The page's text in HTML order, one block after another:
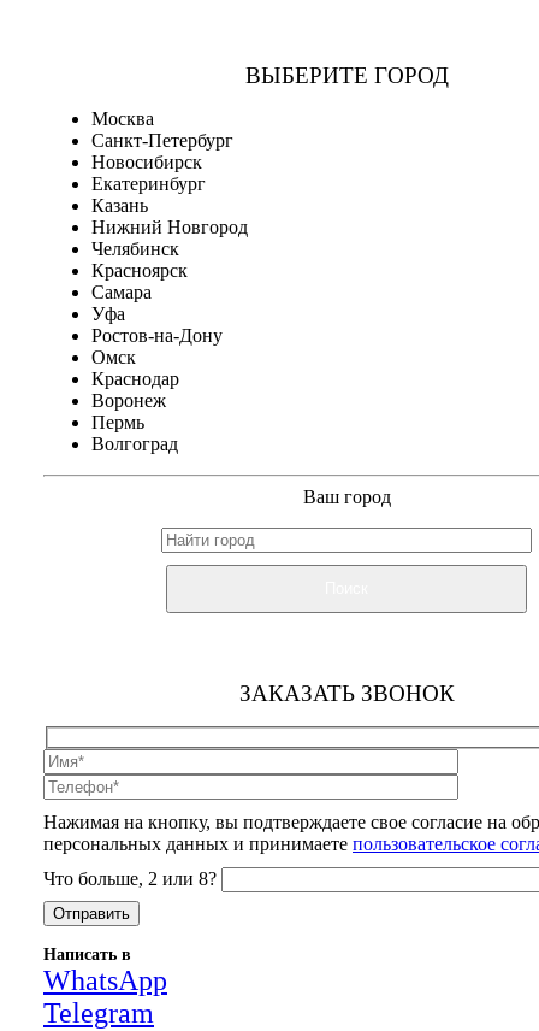
ВЫБЕРИТЕ ГОРОД
Москва
Санкт-Петербург
Новосибирск
Екатеринбург
Казань
Нижний Новгород
Челябинск
Красноярск
Самара
Уфа
Ростов-на-Дону
Омск
Краснодар
Воронеж
Пермь
Волгоград
Ваш город
ЗАКАЗАТЬ ЗВОНОК
Нажимая на кнопку, вы подтверждаете свое согласие на
персональных данных и принимаете пользовательское
Что больше, 2 или 8?
Написать в
WhatsApp
Telegram